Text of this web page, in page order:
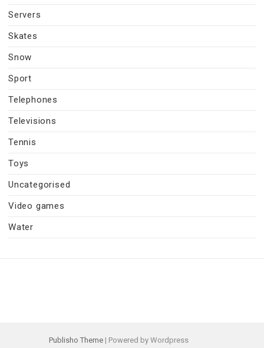
Servers
Skates
Snow
Sport
Telephones
Televisions
Tennis
Toys
Uncategorised
Video games
Water
Publisho Theme | Powered by Wordpress